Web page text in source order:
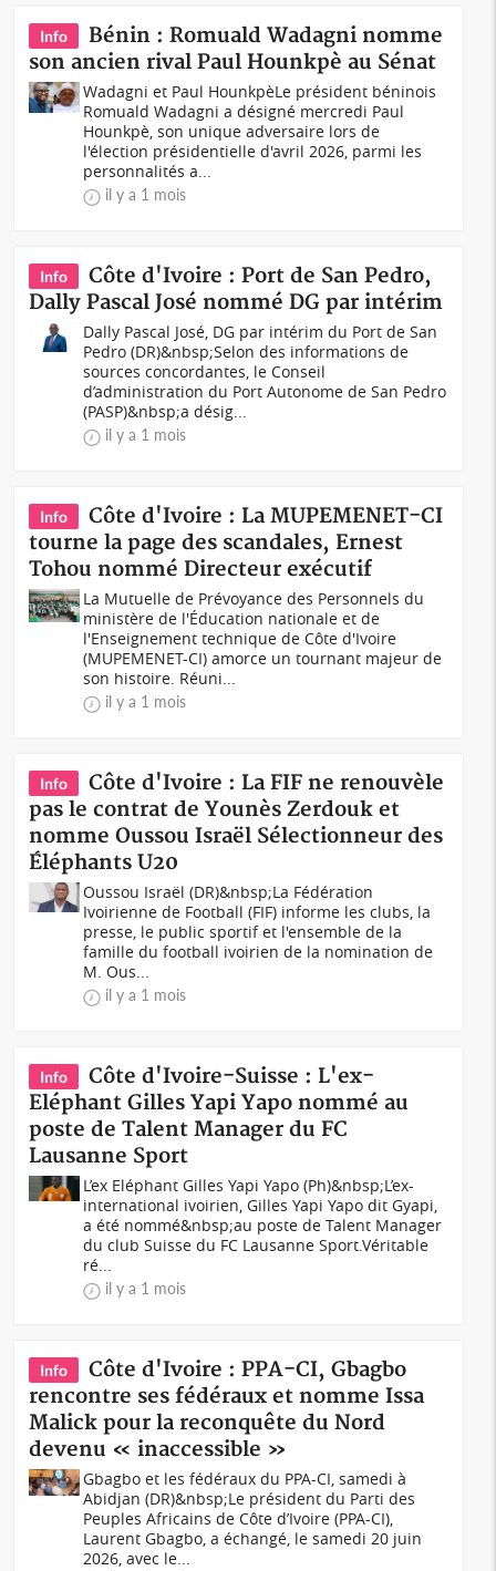
Info
Bénin : Romuald Wadagni nomme
son ancien rival Paul Hounkpè au Sénat
Wadagni et Paul HounkpèLe président béninois
Romuald Wadagni a désigné mercredi Paul
Hounkpè, son unique adversaire lors de
l'élection présidentielle d'avril 2026, parmi les
personnalités a...
il y a 1 mois
Info
Côte d'Ivoire : Port de San Pedro,
Dally Pascal José nommé DG par intérim
Dally Pascal José, DG par intérim du Port de San
Pedro (DR)&nbsp;Selon des informations de
sources concordantes, le Conseil
d’administration du Port Autonome de San Pedro
(PASP)&nbsp;a désig...
il y a 1 mois
Info
Côte d'Ivoire : La MUPEMENET-CI
tourne la page des scandales, Ernest
Tohou nommé Directeur exécutif
La Mutuelle de Prévoyance des Personnels du
ministère de l'Éducation nationale et de
l'Enseignement technique de Côte d'Ivoire
(MUPEMENET-CI) amorce un tournant majeur de
son histoire. Réuni...
il y a 1 mois
Info
Côte d'Ivoire : La FIF ne renouvèle
pas le contrat de Younès Zerdouk et
nomme Oussou Israël Sélectionneur des
Éléphants U20
Oussou Israël (DR)&nbsp;La Fédération
Ivoirienne de Football (FIF) informe les clubs, la
presse, le public sportif et l'ensemble de la
famille du football ivoirien de la nomination de
M. Ous...
il y a 1 mois
Info
Côte d'Ivoire-Suisse : L'ex-
Eléphant Gilles Yapi Yapo nommé au
poste de Talent Manager du FC
Lausanne Sport
L’ex Eléphant Gilles Yapi Yapo (Ph)&nbsp;L’ex-
international ivoirien, Gilles Yapi Yapo dit Gyapi,
a été nommé&nbsp;au poste de Talent Manager
du club Suisse du FC Lausanne Sport.Véritable
ré...
il y a 1 mois
Info
Côte d'Ivoire : PPA-CI, Gbagbo
rencontre ses fédéraux et nomme Issa
Malick pour la reconquête du Nord
devenu « inaccessible »
Gbagbo et les fédéraux du PPA-CI, samedi à
Abidjan (DR)&nbsp;Le président du Parti des
Peuples Africains de Côte d’Ivoire (PPA-CI),
Laurent Gbagbo, a échangé, le samedi 20 juin
2026, avec le...